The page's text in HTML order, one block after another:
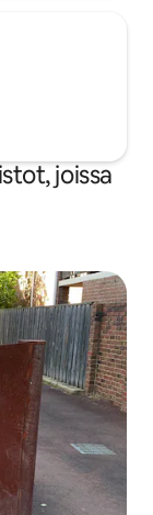
joissa